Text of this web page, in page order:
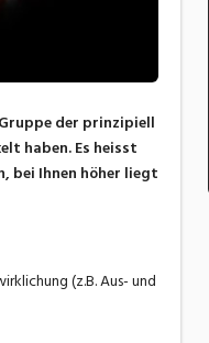
der prinzipiell
haben. Es heisst
bei Ihnen höher liegt
(z.B. Aus- und